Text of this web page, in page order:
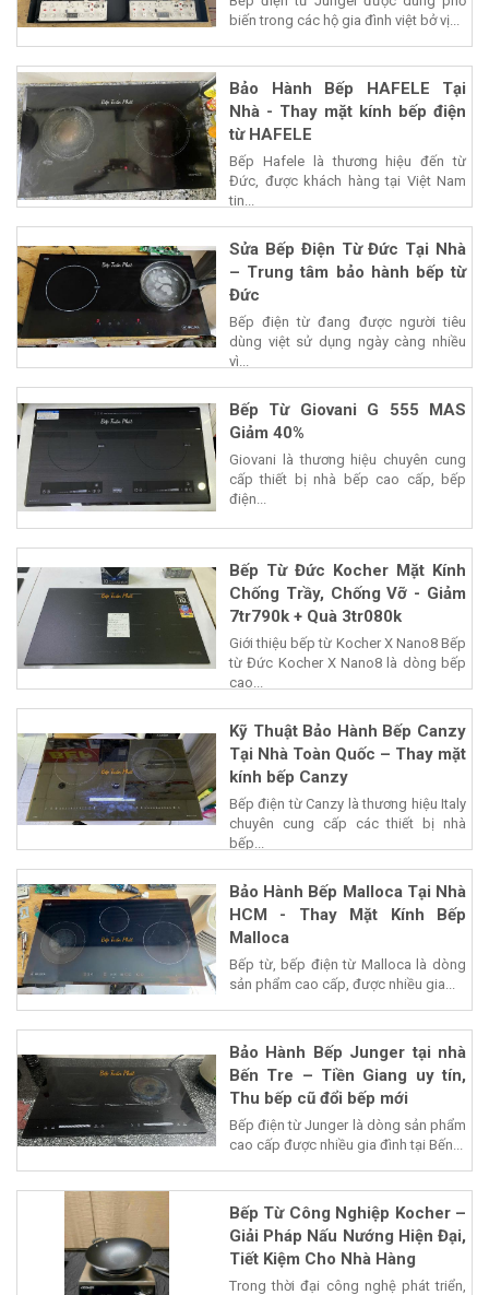
biến trong các hộ gia đình việt bở vị...
Bảo Hành Bếp HAFELE Tại
Nhà - Thay mặt kính bếp điện
từ HAFELE
Bếp Hafele là thương hiệu đến từ
Đức, được khách hàng tại Việt Nam
tin...
Sửa Bếp Điện Từ Đức Tại Nhà
– Trung tâm bảo hành bếp từ
Đức
Bếp điện từ đang được người tiêu
dùng việt sử dụng ngày càng nhiều
vì...
Bếp Từ Giovani G 555 MAS
Giảm 40%
Giovani là thương hiệu chuyên cung
cấp thiết bị nhà bếp cao cấp, bếp
điện...
Bếp Từ Đức Kocher Mặt Kính
Chống Trầy, Chống Vỡ - Giảm
7tr790k + Quà 3tr080k
Giới thiệu bếp từ Kocher X Nano8 Bếp
từ Đức Kocher X Nano8 là dòng bếp
cao...
Kỹ Thuật Bảo Hành Bếp Canzy
Tại Nhà Toàn Quốc – Thay mặt
kính bếp Canzy
Bếp điện từ Canzy là thương hiệu Italy
chuyên cung cấp các thiết bị nhà
bếp...
Bảo Hành Bếp Malloca Tại Nhà
HCM - Thay Mặt Kính Bếp
Malloca
Bếp từ, bếp điện từ Malloca là dòng
sản phẩm cao cấp, được nhiều gia...
Bảo Hành Bếp Junger tại nhà
Bến Tre – Tiền Giang uy tín,
Thu bếp cũ đổi bếp mới
Bếp điện từ Junger là dòng sản phẩm
cao cấp được nhiều gia đình tại Bến...
Bếp Từ Công Nghiệp Kocher –
Giải Pháp Nấu Nướng Hiện Đại,
Tiết Kiệm Cho Nhà Hàng
Trong thời đại công nghệ phát triển,